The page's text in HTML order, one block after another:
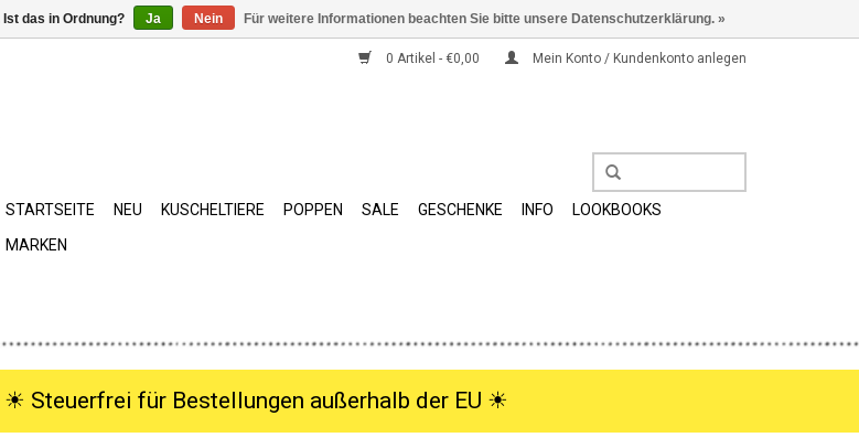
0 Artikel - €0,00 Mein Konto / Kundenkonto anlegen
STARTSEITE NEU KUSCHELTIERE POPPEN SALE GESCHENKE INFO
LOOKBOOKS
MARKEN
Steuerfrei für Bestellungen außerhalb der EU ☀︎
das in Ordnung? Ja Nein Für weitere Informationen beachten Sie bitte unsere Datenschutzerklärung. »